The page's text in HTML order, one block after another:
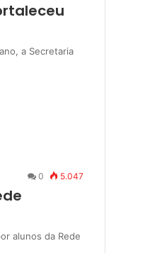
a Secretaria
0 5.047
alunos da Rede